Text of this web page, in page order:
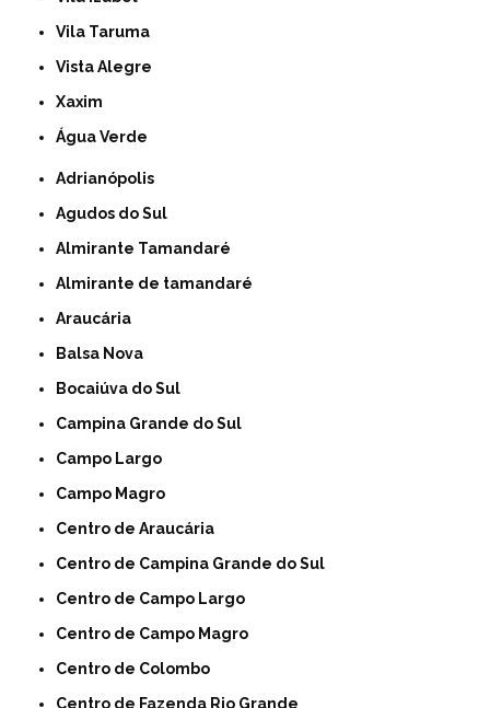
Vila Taruma
Vista Alegre
Xaxim
Água Verde
Adrianópolis
Agudos do Sul
Almirante Tamandaré
Almirante de tamandaré
Araucária
Balsa Nova
Bocaiúva do Sul
Campina Grande do Sul
Campo Largo
Campo Magro
Centro de Araucária
Centro de Campina Grande do Sul
Centro de Campo Largo
Centro de Campo Magro
Centro de Colombo
Centro de Fazenda Rio Grande